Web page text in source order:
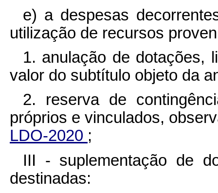
e) a despesas
utilização de recursos
1. anulação de dotações,
valor do subtítulo objeto da
2. reserva de
próprios e vinculados,
LDO-2020 ;
III - suplementação de
destinadas: